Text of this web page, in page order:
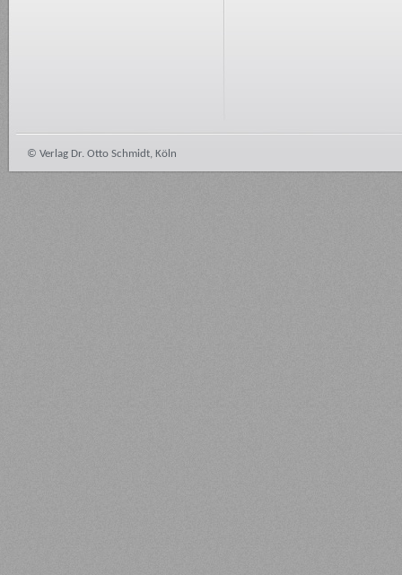
© Verlag Dr. Otto Schmidt, Köln